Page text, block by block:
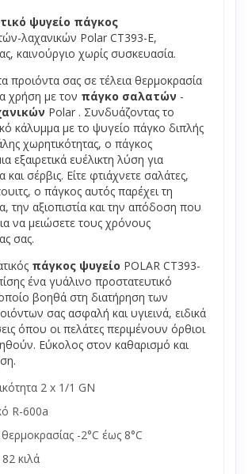
ψυγείο πάγκος
λαχανικών Polar CT393-E,
καινούργιο χωρίς συσκευασία.
προιόντα σας σε τέλεια θερμοκρασία
χρήση με τον πάγκο σαλατών -
Polar . Συνδυάζοντας το
κάλυμμα με το ψυγείο πάγκο διπλής
χωρητικότητας, ο πάγκος
εξαιρετικά ευέλικτη λύση για
και σέρβις. Είτε φτιάχνετε σαλάτες,
ο πάγκος αυτός παρέχει τη
την αξιοπιστία και την απόδοση που
να μειώσετε τους χρόνους
σας.
πάγκος ψυγείο POLAR CT393-
ένα γυάλινο προστατευτικό
βοηθά στη διατήρηση των
σας ασφαλή και υγιεινά, ειδικά
όπου οι πελάτες περιμένουν όρθιοι
Εύκολος στον καθαρισμό και
2 x 1/1 GN
R-600a
-2°C έως 8°C
κιλά